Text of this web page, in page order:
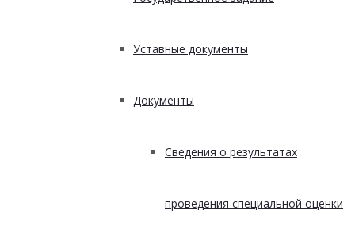
Уставные документы
Документы
Сведения о результатах
проведения специальной оценки